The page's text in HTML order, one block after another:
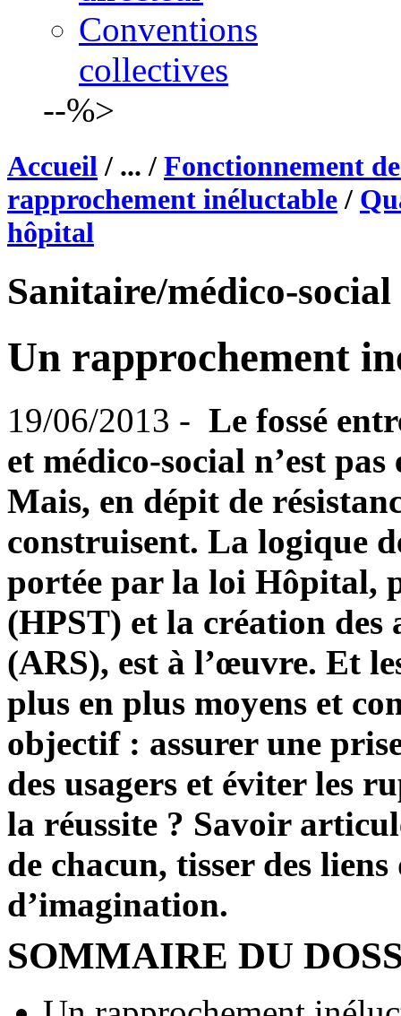
Conventions
collectives
--%>
Accueil / ... / Fonctionnement
rapprochement inéluctable /
hôpital
Sanitaire/médico-social
Un rapprochement
19/06/2013 - Le fossé
et médico-social n’est
Mais, en dépit de
construisent. La logique
portée par la loi Hôpital,
(HPST) et la création des
(ARS), est à l’œuvre. Et
plus en plus moyens et
objectif : assurer une
des usagers et éviter les
la réussite ? Savoir
de chacun, tisser des
d’imagination.
SOMMAIRE DU